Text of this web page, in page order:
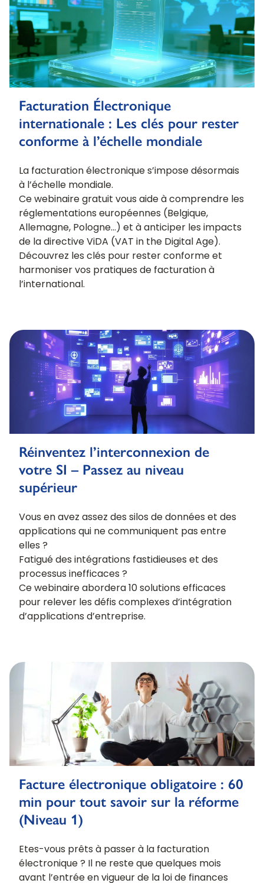
Facturation Électronique
internationale : Les clés pour rester
conforme à l’échelle mondiale
La facturation électronique s’impose désormais
à l’échelle mondiale.
Ce webinaire gratuit vous aide à comprendre les
réglementations européennes (Belgique,
Allemagne, Pologne…) et à anticiper les impacts
de la directive ViDA (VAT in the Digital Age).
Découvrez les clés pour rester conforme et
harmoniser vos pratiques de facturation à
l’international.
Réinventez l’interconnexion de
votre SI – Passez au niveau
supérieur
Vous en avez assez des silos de données et des
applications qui ne communiquent pas entre
elles ?
Fatigué des intégrations fastidieuses et des
processus inefficaces ?
Ce webinaire abordera 10 solutions efficaces
pour relever les défis complexes d’intégration
d’applications d’entreprise.
Facture électronique obligatoire : 60
min pour tout savoir sur la réforme
(Niveau 1)
Etes-vous prêts à passer à la facturation
électronique ? Il ne reste que quelques mois
avant l’entrée en vigueur de la loi de finances